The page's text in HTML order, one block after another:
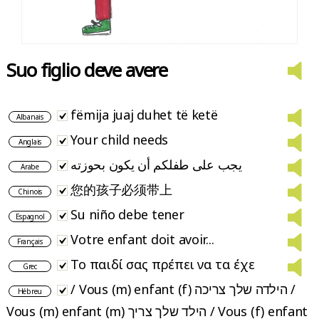
Suo figlio deve avere
Albanais fëmija juaj duhet të ketë
Anglais Your child needs
Arabe يجب على طفلكم أن يكون بحوزته
Chinois 您的孩子必须带上
Espagnol Su niño debe tener
Français Votre enfant doit avoir...
Grec Το παιδί σας πρέπει να τα έχε
Hébreu
/ Vous (m) enfant (f) הילדה שלך צריכה /
Vous (m) enfant (m) הילד שלך צריך / Vous (f) enfant